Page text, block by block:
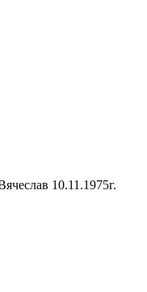
10.11.1975г.